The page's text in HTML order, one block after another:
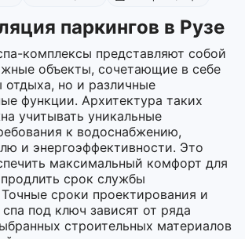
паркингов в Рузе
комплексы представляют собой
объекты, сочетающие в себе
отдыха, но и различные
функции. Архитектура таких
учитывать уникальные
к водоснабжению,
и энергоэффективности. Это
максимальный комфорт для
срок службы
сроки проектирования и
под ключ зависят от ряда
строительных материалов